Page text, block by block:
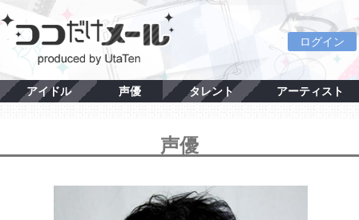
ログイン
アイドル 声優 タレント アーティスト
声優